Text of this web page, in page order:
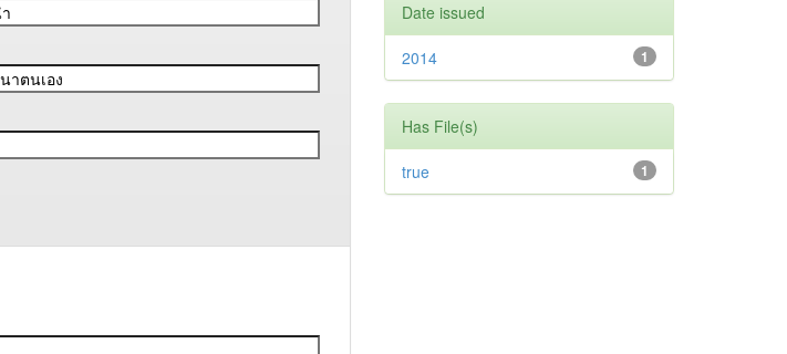
Date issued
1
2014
Has File(s)
1
true